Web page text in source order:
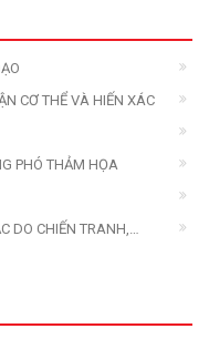
CƠ THỂ VÀ HIẾN XÁC
PHÓ THẢM HỌA
DO CHIẾN TRANH,